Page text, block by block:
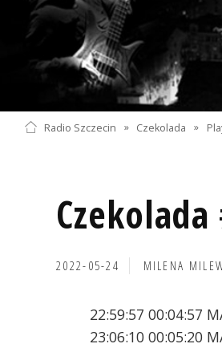
Radio Szczecin » Czekolada »
2022-05-24 MILENA
22:59:57 00:04:57
23:06:10 00:05:20